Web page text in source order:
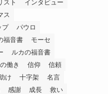
スト
インタビュー
ス
プ
パウロ
福音書
モーセ
ルカの福音書
働き 信仰
信頼
け 十字架
名言
感謝 成長
救い